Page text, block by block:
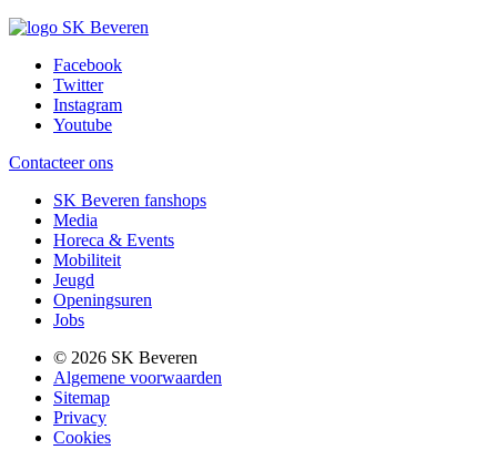
Facebook
Twitter
Instagram
Youtube
Contacteer ons
SK Beveren fanshops
Media
Horeca & Events
Mobiliteit
Jeugd
Openingsuren
Jobs
© 2026 SK Beveren
Algemene voorwaarden
Sitemap
Privacy
Cookies